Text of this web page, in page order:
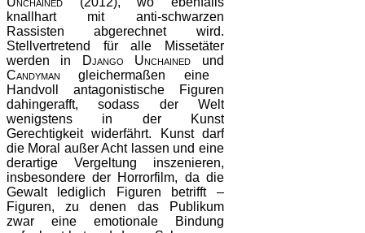
knallhart mit anti-schwarzen
Rassisten abgerechnet wird.
Stellvertretend für alle Missetäter
werden in
Django Unchained und
Candymangleichermaßen eine
Handvoll antagonistische Figuren
dahingerafft, sodass der Welt
wenigstens in der Kunst
Gerechtigkeit widerfährt. Kunst darf
die Moral außer Acht lassen und eine
derartige Vergeltung inszenieren,
insbesondere der Horrorfilm, da die
Gewalt lediglich Figuren betrifft –
Figuren, zu denen das Publikum
zwar eine emotionale Bindung